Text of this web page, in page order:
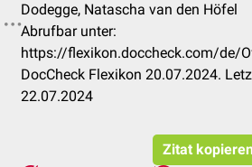
Dodegge, Natascha van den Höfel
Abrufbar unter:
https://flexikon.doccheck.com/de/
DocCheck Flexikon 20.07.2024.
22.07.2024
Zitat